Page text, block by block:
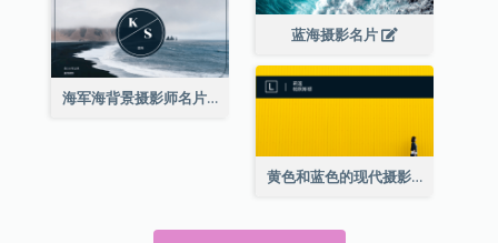
蓝海摄影名片
海军海背景摄影师名片
黄色和蓝色的现代摄影师名片